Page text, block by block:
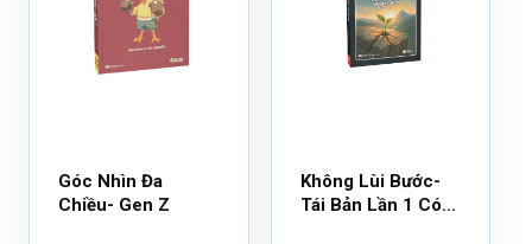
Góc Nhìn Đa
Chiều- Gen Z
Không Lùi Bước-
Tái Bản Lần 1 Có